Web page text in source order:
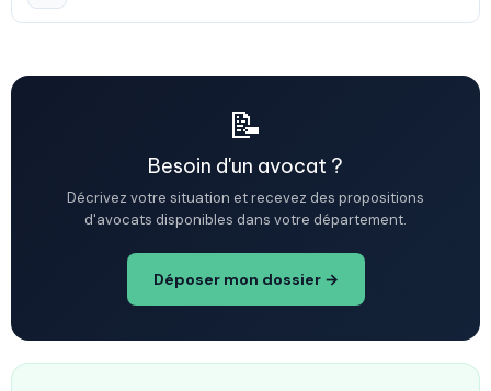
📝
Besoin d'un avocat ?
Décrivez votre situation et recevez des propositions
d'avocats disponibles dans votre département.
Déposer mon dossier →